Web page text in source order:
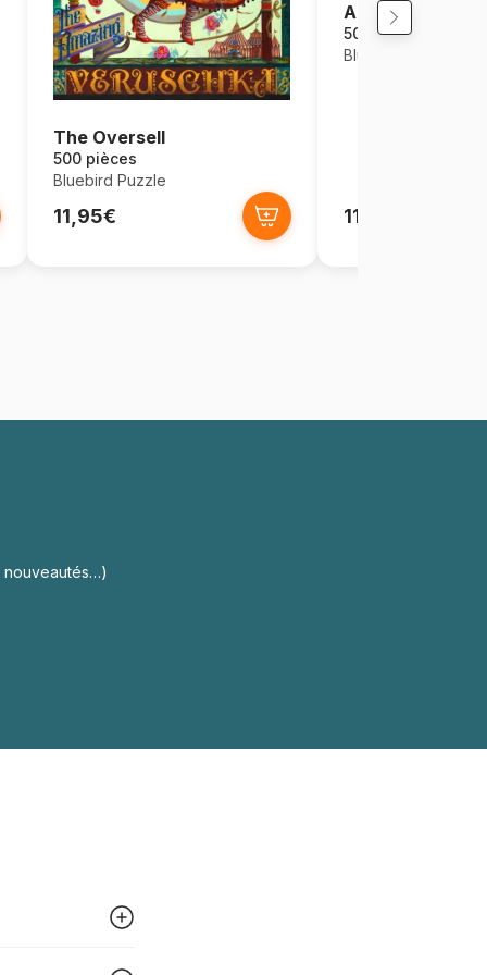
The Oversell
500 pièces
Bluebird Puzzle
11,95€
Abri de Jardin
500 pièces
Bluebird Puzzle
11,95€
nouveautés…)